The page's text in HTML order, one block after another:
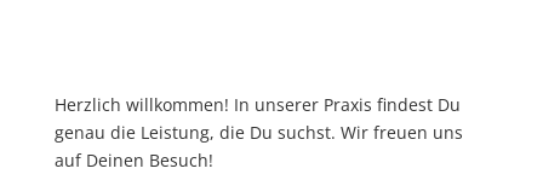
Herzlich willkommen! In unserer Praxis findest Du
genau die Leistung, die Du suchst. Wir freuen uns
auf Deinen Besuch!